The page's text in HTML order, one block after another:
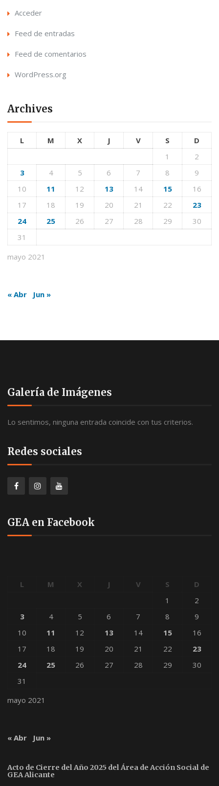
Acceder
Feed de entradas
Feed de comentarios
WordPress.org
Archives
mayo 2021
L M X J V S
D
1
2
3
4 5 6 7 8
9
10
11 12 13 14 15
16
17
18 19 20 21 22
23
24
25 26 27 28 29
30
31
« Abr Jun »
Galería de Imágenes
Lo sentimos, ninguna entrada coincide con tus criterios.
Redes sociales
GEA en Facebook
mayo 2021
L M X J V S
D
1
2
3
4 5 6 7 8
9
10
11 12 13 14 15
16
17
18 19 20 21 22
23
24
25 26 27 28 29
30
31
« Abr Jun »
Acto de Cierre del Año 2025 del Área de Acción Social de
GEA Alicante